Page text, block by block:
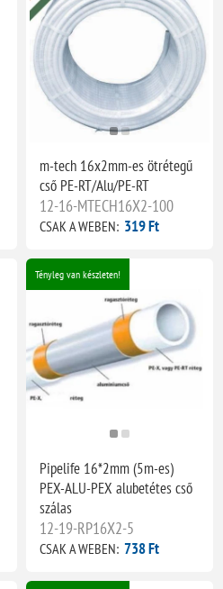
m-tech 16x2mm-es ötrétegű
cső PE-RT/Alu/PE-RT
12-16-MTECH16X2-100
CSAK A WEBEN: 319 Ft
Tényleg van készleten!
Pipelife 16*2mm (5m-es)
PEX-ALU-PEX alubetétes cső
szálas
12-19-RP16X2-5
CSAK A WEBEN: 738 Ft